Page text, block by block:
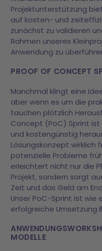
Projektunterstützung
auf kosten- und
zunächst zu validieren
Rahmen unseres
Anwendung zu
PROOF OF CONCEPT
Manchmal klingt eine
aber wenn es um die
tauchen plötzlich
Concept (PoC) Sprint ist
und kostengünstig
Lösungskonzept wirklich
potenzielle Probleme
erleichtert nicht nur die
Projekt, sondern sorgt
Zeit und das Geld am
Unser PoC-Sprint ist wie
erfolgreiche Umsetzung
MODELLE